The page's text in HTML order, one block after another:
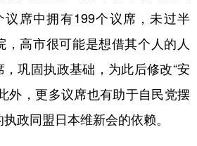
南 湖北 湖南
海南 重庆
州 云南 西藏
肃 青海 宁夏
议席中拥有199个议席，未过半
，高市很可能是想借其个人的人
巩固执政基础，为此后修改“安
外，更多议席也有助于自民党摆
政同盟日本维新会的依赖。